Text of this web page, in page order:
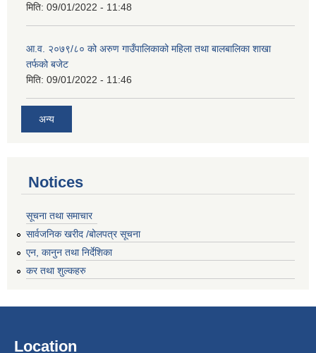
मिति: 09/01/2022 - 11:48
आ.व. २०७९/८० को अरुण गाउँपालिकाको महिला तथा बालबालिका शाखा
तर्फको बजेट
मिति: 09/01/2022 - 11:46
अन्य
Notices
सूचना तथा समाचार
सार्वजनिक खरीद /बोलपत्र सूचना
एन, कानुन तथा निर्देशिका
कर तथा शुल्कहरु
Location